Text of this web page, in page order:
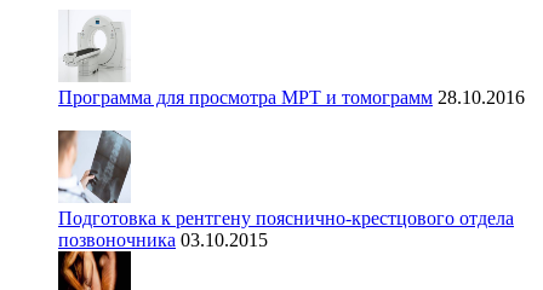
Программа для просмотра МРТ и томограмм 28.10.2016
Подготовка к рентгену пояснично-крестцового отдела
позвоночника 03.10.2015